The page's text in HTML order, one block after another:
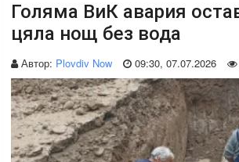
Голяма ВиК авария
цяла нощ без вода
Автор: Plovdiv Now 09:30, 07.07.2026